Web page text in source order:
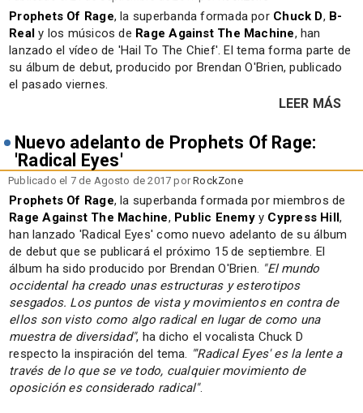
Prophets Of Rage, la superbanda formada por Chuck D, B-
Real y los músicos de Rage Against The Machine, han
lanzado el vídeo de 'Hail To The Chief'. El tema forma parte de
su álbum de debut, producido por Brendan O'Brien, publicado
el pasado viernes.
LEER MÁS
Nuevo adelanto de Prophets Of Rage:
'Radical Eyes'
Publicado el 7 de Agosto de 2017 porRockZone
Prophets Of Rage, la superbanda formada por miembros de
Rage Against The Machine, Public Enemyy Cypress Hill,
han lanzado 'Radical Eyes' como nuevo adelanto de su álbum
de debut que se publicará el próximo 15 de septiembre. El
álbum ha sido producido por Brendan O'Brien. "El mundo
occidental ha creado unas estructuras y esterotipos
sesgados. Los puntos de vista y movimientos en contra de
ellos son visto como algo radical en lugar de como una
muestra de diversidad", ha dicho el vocalista Chuck D
respecto la inspiración del tema. "'Radical Eyes' es la lente a
través de lo que se ve todo, cualquier movimiento de
oposición es considerado radical".